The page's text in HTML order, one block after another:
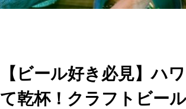
【ビール好き必見】ハ
て乾杯！クラフトビー